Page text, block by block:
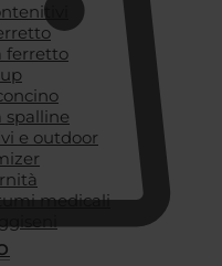
ferretto
spalline
e outdoor
medicali